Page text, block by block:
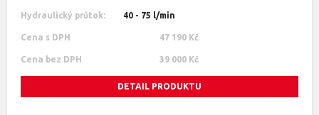
Hydraulický průtok: 40 - 75 l/min
Cena s DPH 47 190 Kč
Cena bez DPH 39 000 Kč
DETAIL PRODUKTU